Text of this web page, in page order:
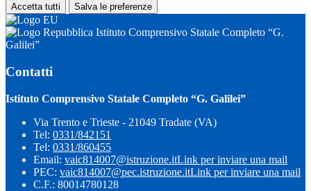
Accetta tutti Salva le preferenze
Istituto Comprensivo Statale Completo “G.
Galilei”
Contatti
Istituto Comprensivo Statale Completo “G. Galilei”
Via Trento e Trieste - 21049 Tradate (VA)
Tel: 0331/842151
Tel: 0331/860455
Email: vaic814007@istruzione.itLink per inviare una mail
PEC: vaic814007@pec.istruzione.itLink per inviare una mail
C.F.: 80014780128